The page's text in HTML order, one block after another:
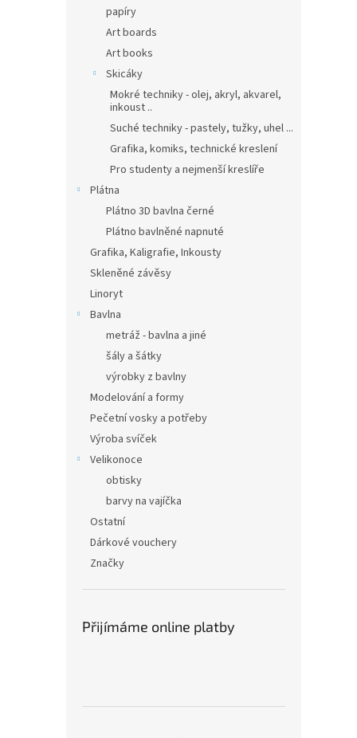
papíry
Art boards
Art books
Skicáky
Mokré techniky - olej, akryl, akvarel,
inkoust ..
Suché techniky - pastely, tužky, uhel ...
Grafika, komiks, technické kreslení
Pro studenty a nejmenší kreslíře
Plátna
Plátno 3D bavlna černé
Plátno bavlněné napnuté
Grafika, Kaligrafie, Inkousty
Skleněné závěsy
Linoryt
Bavlna
metráž - bavlna a jiné
šály a šátky
výrobky z bavlny
Modelování a formy
Pečetní vosky a potřeby
Výroba svíček
Velikonoce
obtisky
barvy na vajíčka
Ostatní
Dárkové vouchery
Značky
Přijímáme online platby